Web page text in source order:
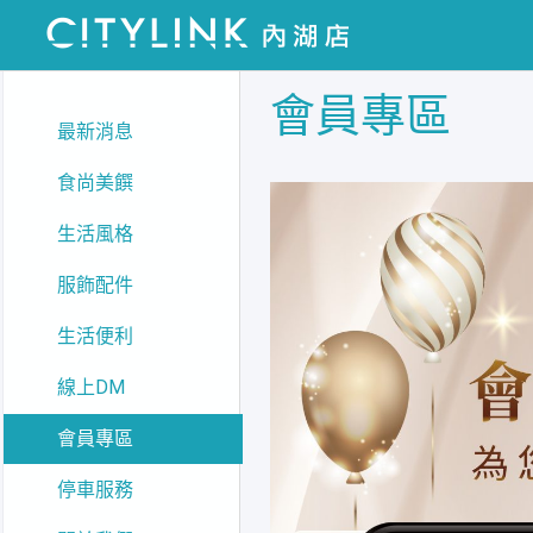
最新消息
食尚美饌
生活風格
服飾配件
生活便利
線上DM
會員專區
停車服務
會員專區